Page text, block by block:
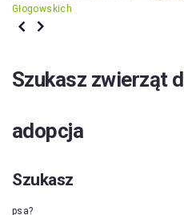
Głogowskich
Szukasz zwierząt
adopcja
Szukasz
psa?